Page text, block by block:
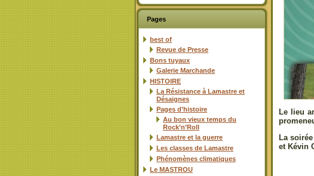
Pages
best of
Revue de Presse
Bons tuyaux
Galerie Marchande
HISTOIRE
La Résistance à Lamastre et
Désaignes
Pages d’histoire
Au bon vieux temps du
Rock’n’Roll
Lamastre et la guerre
Les classes de Lamastre
Phénomènes climatiques
Le MASTROU
Le lieu
La
et Kévin